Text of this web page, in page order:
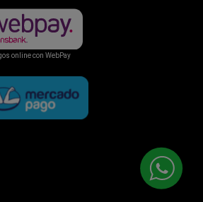
online con WebPay